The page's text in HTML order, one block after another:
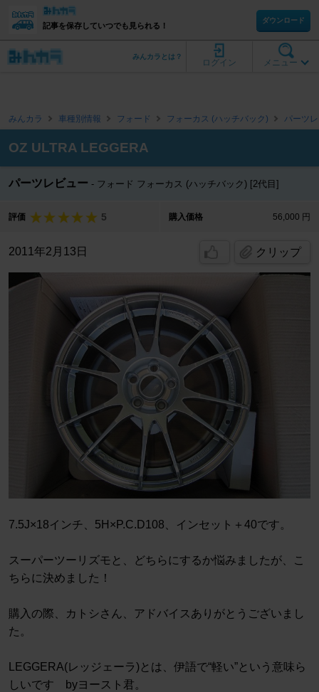
記事を保存していつでも見られる！
ダウンロード
メニュー
ログイン
みんカラとは？
みんカラ 車種別情報 フォード フォーカス (ハッチバック) パーツ
OZ ULTRA LEGGERA
パーツレビュー フォード フォーカス (ハッチバック) [2代目]
評価 5 購入価格 56,000 円
2011年2月13日 クリップ
7.5J×18インチ、5H×P.C.D108、インセット＋40です。
スーパーツーリズモと、どちらにするか悩みましたが、こ
ちらに決めました！
購入の際、カトシさん、アドバイスありがとうございまし
た。
LEGGERA(レッジェーラ)とは、伊語で“軽い”という意味ら
しいです byヨースト君。